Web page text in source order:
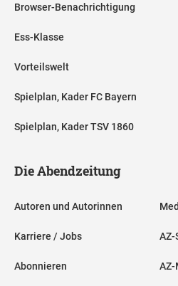
Browser-Benachrichtigung
Ess-Klasse
Vorteilswelt
Spielplan, Kader FC Bayern
Spielplan, Kader TSV 1860
Die Abendzeitung
Autoren und Autorinnen
Karriere / Jobs
Abonnieren
AZ-
AZ-